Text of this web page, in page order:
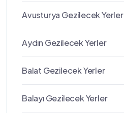
Avusturya Gezilecek Yerler
Aydın Gezilecek Yerler
Balat Gezilecek Yerler
Balayı Gezilecek Yerler